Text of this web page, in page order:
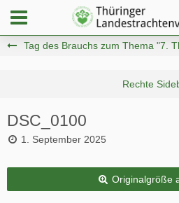
Tag des Brauchs zum Thema "7.
DSC_0100
1. September 2025
Originalgröße